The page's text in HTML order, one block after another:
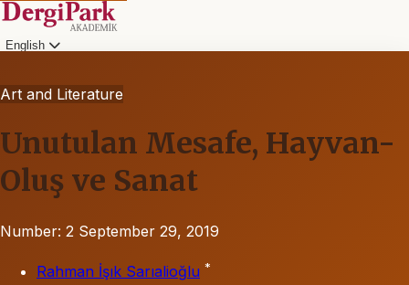
English
Art and Literature
Unutulan Mesafe, Hayvan-
Oluş ve Sanat
Number: 2 September 29, 2019
Rahman İşık Sarıalioğlu *